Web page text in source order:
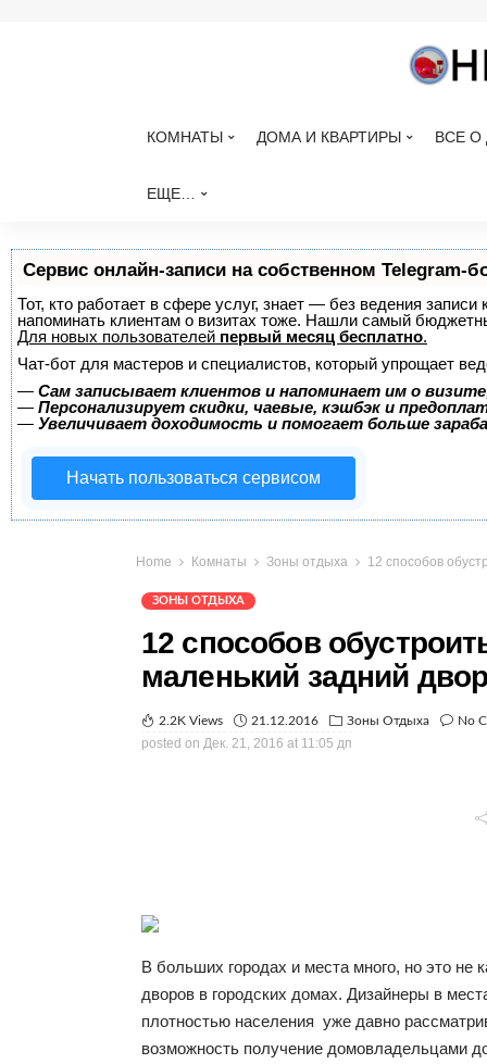
КОМНАТЫ ДОМА И КВАРТИРЫ ВСЕ О
ЕЩЕ…
Сервис онлайн-записи на собственном Telegram-
Тот, кто работает в сфере услуг, знает — без ведения
напоминать клиентам о визитах тоже. Нашли самый
Для новых пользователей первый месяц бесплатно.
Чат-бот для мастеров и специалистов, который упрощает
— Сам записывает клиентов и напоминает им о
— Персонализирует скидки, чаевые, кэшбэк и
— Увеличивает доходимость и помогает больше
Начать пользоваться сервисом
Home Комнаты Зоны отдыха 12 способов
ЗОНЫ ОТДЫХА
12 способов
маленький задний
2.2K Views 21.12.2016 Зоны Отдыха No
posted on Дек. 21, 2016 at 11:05 дп
В больших городах и места много, но это не
дворов в городских домах. Дизайнеры в
плотностью населения уже давно
возможность получение домовладельцами